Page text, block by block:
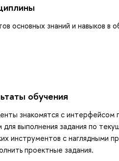
основных знаний и навыков в
обучения
знакомятся с
выполнения задания по
инструментов с наглядными
проектные задания.